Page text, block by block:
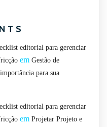
editorial para gerenciar
em Gestão de
para sua
editorial para gerenciar
em Projetar Projeto e